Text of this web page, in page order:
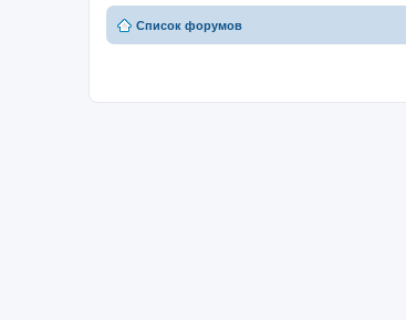
Список форумов